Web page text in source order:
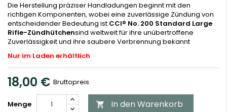
Die Herstellung präziser Handladungen beginnt mit den
richtigen Komponenten, wobei eine zuverlässige Zündung von
entscheidender Bedeutung ist.CCI® No. 200 Standard Large
Rifle-Zündhütchensind weltweit für ihre unübertroffene
Zuverlässigkeit und ihre saubere Verbrennung bekannt
Nur im Laden erhältlich
18,00 € Bruttopreis
Menge  In den Warenkorb